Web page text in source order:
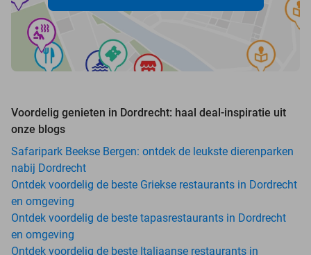
Voordelig genieten in Dordrecht: haal deal-inspiratie uit
onze blogs
Safaripark Beekse Bergen: ontdek de leukste dierenparken
nabij Dordrecht
Ontdek voordelig de beste Griekse restaurants in Dordrecht
en omgeving
Ontdek voordelig de beste tapasrestaurants in Dordrecht
en omgeving
Ontdek voordelig de beste Italiaanse restaurants in